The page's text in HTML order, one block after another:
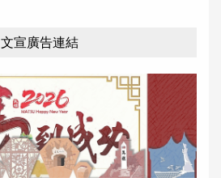
文宣廣告連結